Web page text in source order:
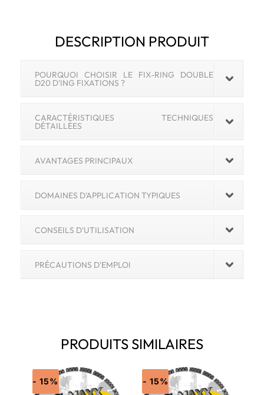
DESCRIPTION PRODUIT
POURQUOI CHOISIR LE FIX-RING DOUBLE
D20 D'ING FIXATIONS ?
CARACTÉRISTIQUES TECHNIQUES
DÉTAILLÉES
AVANTAGES PRINCIPAUX
DOMAINES D'APPLICATION TYPIQUES
CONSEILS D'UTILISATION
PRÉCAUTIONS D'EMPLOI
PRODUITS SIMILAIRES
- 15% - 15%